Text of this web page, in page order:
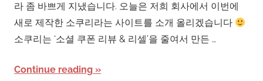
라 좀 바쁘게 지냈습니다. 오늘은 저희 회사에서 이번에
새로 제작한 소쿠리라는 사이트를 소개 올리겠습니다
소쿠리는 ‘소셜 쿠폰 리뷰 & 리셀’을 줄여서 만든 …
Continue reading